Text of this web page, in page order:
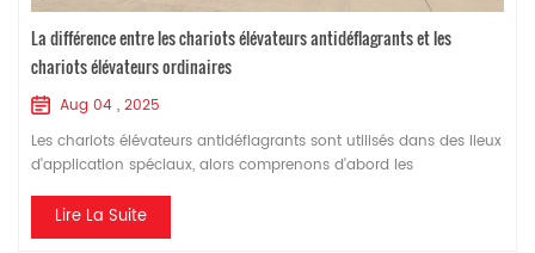
La différence entre les chariots élévateurs antidéflagrants et les
chariots élévateurs ordinaires
Aug 04 , 2025
Les chariots élévateurs antidéflagrants sont utilisés dans des lieux
d'application spéciaux, alors comprenons d'abord les
mêmes et les caractéristiques de la zone de fonctionnement des
chariots élévateurs antidéflagrants. 1. Premièrement, lorsque l'on
Lire La Suite